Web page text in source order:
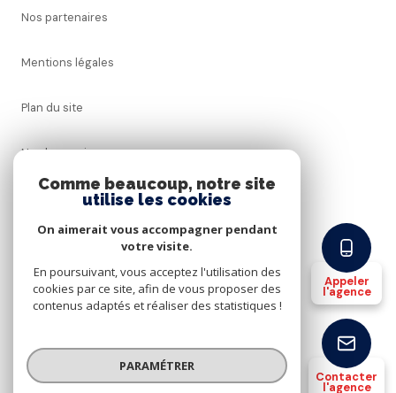
Appeler
l'agence
Contacter
l'agence
Nos partenaires
Mentions légales
Plan du site
Nos honoraires
Cookies
© 2026 | Tous droits réservés
Comme beaucoup, notre site
utilise les cookies
On aimerait vous accompagner pendant
votre visite.
En poursuivant, vous acceptez l'utilisation des
cookies par ce site, afin de vous proposer des
contenus adaptés et réaliser des statistiques !
PARAMÉTRER